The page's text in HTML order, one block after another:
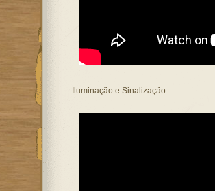
Iluminação e Sinalização: